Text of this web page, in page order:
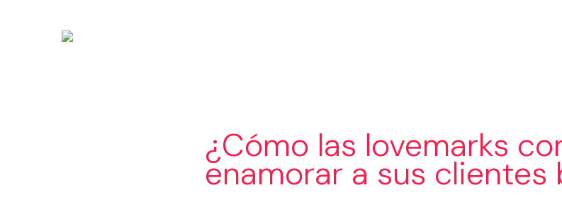
¿Cómo las lovemarks
enamorar a sus clientes